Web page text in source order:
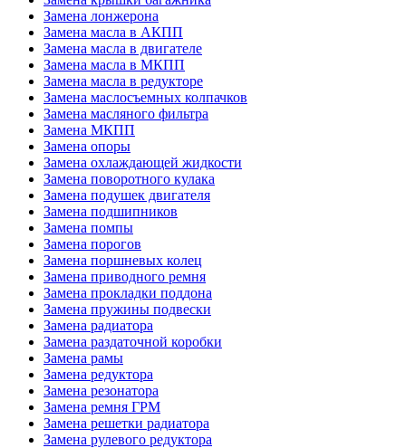
Замена лонжерона
Замена масла в АКПП
Замена масла в двигателе
Замена масла в МКПП
Замена масла в редукторе
Замена маслосъемных колпачков
Замена масляного фильтра
Замена МКПП
Замена опоры
Замена охлаждающей жидкости
Замена поворотного кулака
Замена подушек двигателя
Замена подшипников
Замена помпы
Замена порогов
Замена поршневых колец
Замена приводного ремня
Замена прокладки поддона
Замена пружины подвески
Замена радиатора
Замена раздаточной коробки
Замена рамы
Замена редуктора
Замена резонатора
Замена ремня ГРМ
Замена решетки радиатора
Замена рулевого редуктора